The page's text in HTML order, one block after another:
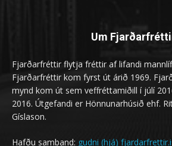
Um
Fjarðarfréttir flytja fréttir af lifandi
Fjarðarfréttir kom fyrst út árið 1969.
mynd kom út sem veffréttamiðill í júlí
2016. Útgefandi er Hönnunarhúsið ehf.
Gíslason.
Hafðu samband: gudni (hjá)